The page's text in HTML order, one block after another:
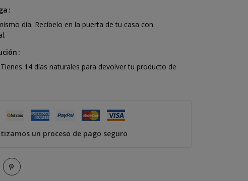
día. Recíbelo en la puerta de tu casa con
14 días naturales para devolver tu producto de
un proceso de pago seguro